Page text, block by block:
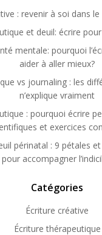
: revenir à soi dans
et deuil: écrire
mentale: pourquoi
aider à aller mieux?
vs journaling : les
n’explique vraiment
: pourquoi écrire
et exercices
périnatal : 9 pétales
pour accompagner
Catégories
Écriture créative
Écriture thérapeutique